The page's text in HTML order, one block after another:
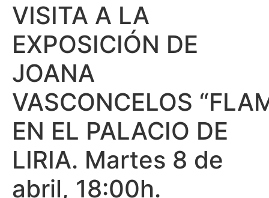
VISITA A LA
EXPOSICIÓN DE
JOANA
VASCONCELOS
EN EL PALACIO DE
LIRIA. Martes 8 de
abril, 18:00h.